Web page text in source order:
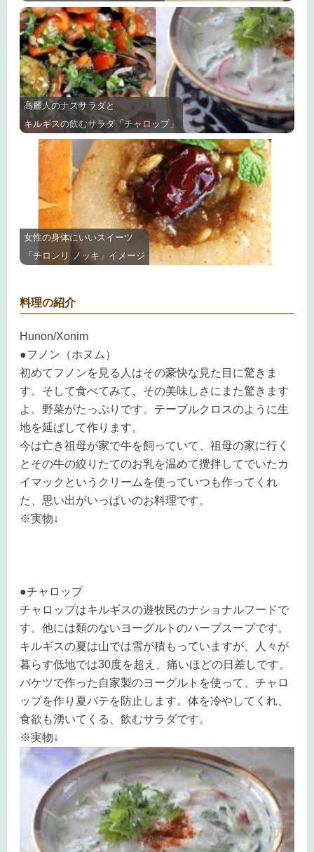
高麗人のナスサラダと
キルギスの飲むサラダ「チャロップ」
女性の身体にいいスイーツ
「チロンリ ノッキ」イメージ
料理の紹介
Hunon/Xonim
●フノン（ホヌム）
初めてフノンを見る人はその豪快な見た目に驚きま
す。そして食べてみて、その美味しさにまた驚きます
よ。野菜がたっぷりです。テーブルクロスのように生
地を延ばして作ります。
今は亡き祖母が家で牛を飼っていて、祖母の家に行く
とその牛の絞りたてのお乳を温めて攪拌してでいたカ
イマックというクリームを使っていつも作ってくれ
た、思い出がいっぱいのお料理です。
※実物↓
●チャロップ
チャロップはキルギスの遊牧民のナショナルフードで
す。他には類のないヨーグルトのハーブスープです。
キルギスの夏は山では雪が積もっていますが、人々が
暮らす低地では30度を超え、痛いほどの日差しです。
バケツで作った自家製のヨーグルトを使って、チャロ
ップを作り夏バテを防止します。体を冷やしてくれ、
食欲も湧いてくる、飲むサラダです。
※実物↓